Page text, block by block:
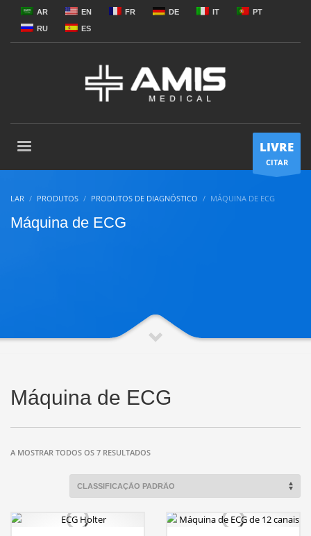
AR EN FR DE IT
PT
RU
ES
LIVRE
CITAR
LAR PRODUTOS PRODUTOS DE DIAGNÓSTICO MÁQUINA DE ECG
Máquina de ECG
Máquina de ECG
A MOSTRAR TODOS OS 7 RESULTADOS